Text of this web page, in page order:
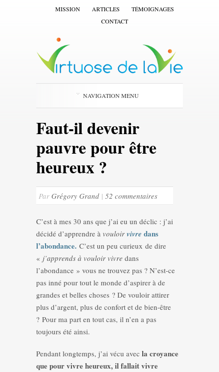
MISSION ARTICLES
TÉMOIGNAGES
CONTACT
NAVIGATION MENU
Faut-il devenir
pauvre pour être
heureux ?
Par Grégory Grand | 52 commentaires
C’est à mes 30 ans que j’ai eu un déclic : j’ai
décidé d’apprendre à vouloir vivre dans
l’abondance. C’est un peu curieux de dire
« j’apprends à vouloir vivre dans
l’abondance » vous ne trouvez pas ? N’est-ce
pas inné pour tout le monde d’aspirer à de
grandes et belles choses ? De vouloir attirer
plus d’argent, plus de confort et de bien-être
? Pour ma part en tout cas, il n’en a pas
toujours été ainsi.
Pendant longtemps, j’ai vécu avec la croyance
que pour vivre heureux, il fallait vivre